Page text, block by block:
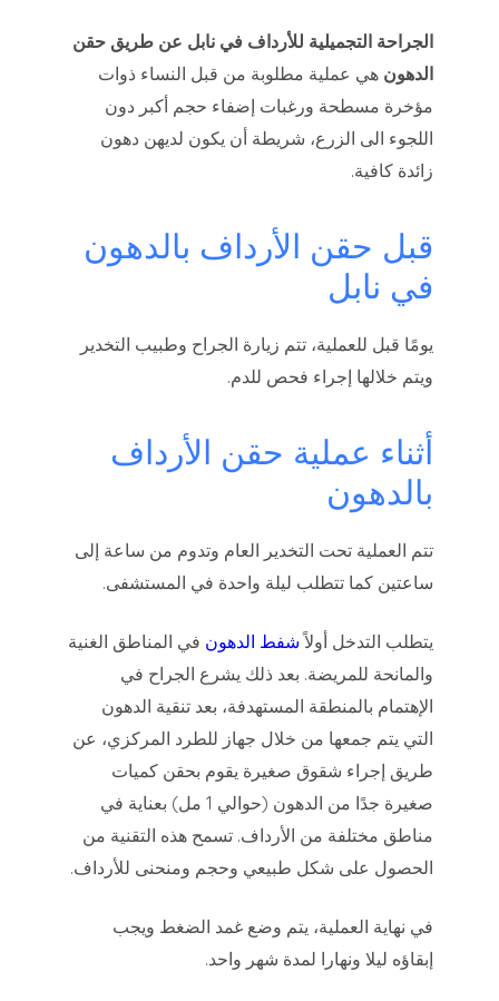
الجراحة التجميلية للأرداف في نابل عن طريق حقن
الدهون هي عملية مطلوبة من قبل النساء ذوات
مؤخرة مسطحة ورغبات إضفاء حجم أكبر دون
اللجوء الى الزرع، شريطة أن يكون لديهن دهون
زائدة كافية.
قبل حقن الأرداف بالدهون
في نابل
يومًا قبل للعملية، تتم زيارة الجراح وطبيب التخدير
ويتم خلالها إجراء فحص للدم.
أثناء عملية حقن الأرداف
بالدهون
تتم العملية تحت التخدير العام وتدوم من ساعة إلى
ساعتين كما تتطلب ليلة واحدة في المستشفى.
يتطلب التدخل أولاًشفط الدهون في المناطق الغنية
والمانحة للمريضة. بعد ذلك يشرع الجراح في
الإهتمام بالمنطقة المستهدفة، بعد تنقية الدهون
التي يتم جمعها من خلال جهاز للطرد المركزي، عن
طريق إجراء شقوق صغيرة يقوم بحقن كميات
صغيرة جدًا من الدهون (حوالي 1 مل) بعناية في
مناطق مختلفة من الأرداف. تسمح هذه التقنية من
الحصول على شكل طبيعي وحجم ومنحنى للأرداف.
في نهاية العملية، يتم وضع غمد الضغط ويجب
إبقاؤه ليلا ونهارا لمدة شهر واحد.